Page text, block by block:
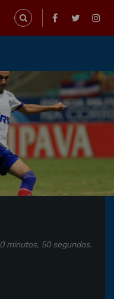
minutos, 50 segundos.